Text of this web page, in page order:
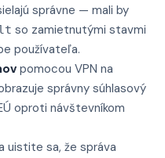
správne — mali by
so zamietnutými stavmi
používateľa.
pomocou VPN na
správny súhlasový
oproti návštevníkom
uistite sa, že správa